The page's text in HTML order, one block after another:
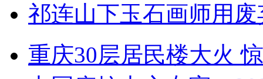
祁连山下玉石画师用
重庆30层居民楼大火